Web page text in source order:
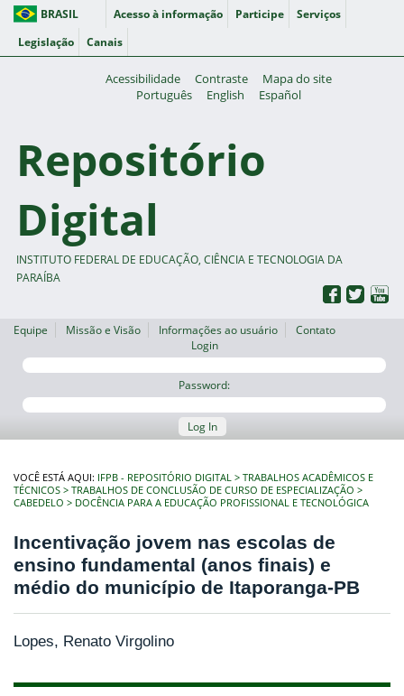
BRASIL Acesso à informação Participe
Serviços
Legislação
Canais
Acessibilidade Contraste
Mapa do site
Português
English Español
Repositório
Digital
INSTITUTO FEDERAL DE EDUCAÇÃO, CIÊNCIA E TECNOLOGIA DA
PARAÍBA
Equipe Missão e Visão Informações ao usuário
Contato
Login
Password:
Log In
VOCÊ ESTÁ AQUI: IFPB - REPOSITÓRIO DIGITAL
TRABALHOS ACADÊMICOS E
TÉCNICOS
TRABALHOS DE CONCLUSÃO DE CURSO DE ESPECIALIZAÇÃO
CABEDELO
DOCÊNCIA PARA A EDUCAÇÃO PROFISSIONAL E TECNOLÓGICA
Incentivação jovem nas escolas de
ensino fundamental (anos finais) e
médio do município de Itaporanga-PB
Lopes, Renato Virgolino